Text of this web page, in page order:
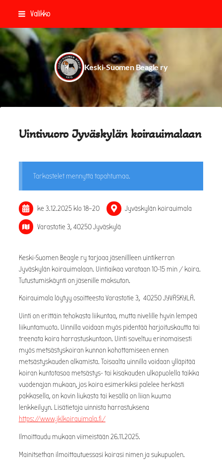
Siirry
sisältöön
Valikko
Keski-Suomen Beagle ry
Uintivuoro Jyväskylän koirauimalaan
Tarkastelet mennyttä tapahtumaa.
ke 3.12.2025 klo 18–20 Jyväskylän koirauimala
Varastotie 3, 40250 Jyväskylä
Keski-Suomen Beagle ry tarjoaa jäsenillleen uintikerran
Jyväskylän koirauimalaan. Uintiaikaa varataan 10-15 min / koira.
Tutustumiskäynti on jäsenille maksuton.
Koirauimala löytyy osoitteesta Varastotie 3, 40250 JYVÄSKYLÄ.
Uinti on erittäin tehokasta liikuntaa, mutta nivelille hyvin lempeä
liikuntamuoto. Uinnilla voidaan myös pidentää harjoituskautta tai
treenata koira harrastuskuntoon. Uinti soveltuu erinomaisesti
myös metsästyskoiran kunnon kohottamiseen ennen
metsästyskauden alkamista. Toisaalta uinnilla voidaan ylläpitää
koiran kuntotasoa metsästys- tai kisakauden ulkopuolella taikka
vuodenajan mukaan, jos koira esimerkiksi palelee herkästi
pakkasella, on kovin liukasta tai kesällä on liian kuuma
lenkkeilyyn. Lisätietoja uinnista harrastuksena
https://www.jklkoirauimala.fi/
Ilmoittaudu mukaan viimeistään 26.11.2025.
Mainitsethan ilmoittautuessasi koirasi nimen ja sukupuolen.